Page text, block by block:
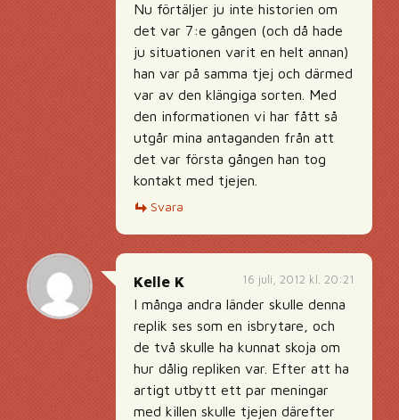
Nu förtäljer ju inte historien om
det var 7:e gången (och då hade
ju situationen varit en helt annan)
han var på samma tjej och därmed
var av den klängiga sorten. Med
den informationen vi har fått så
utgår mina antaganden från att
det var första gången han tog
kontakt med tjejen.
Svara
16 juli, 2012 kl. 20:21
Kelle K
I många andra länder skulle denna
replik ses som en isbrytare, och
de två skulle ha kunnat skoja om
hur dålig repliken var. Efter att ha
artigt utbytt ett par meningar
med killen skulle tjejen därefter